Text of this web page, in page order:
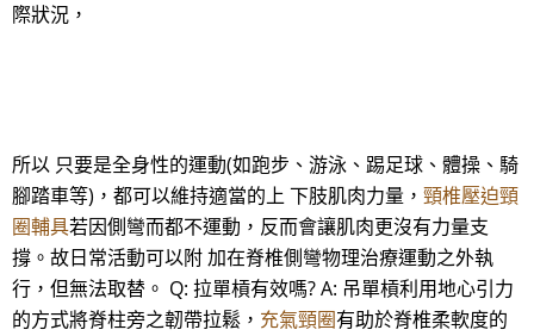
際狀況，
所以 只要是全身性的運動(如跑步、游泳、踢足球、體操、騎
腳踏車等)，都可以維持適當的上 下肢肌肉力量， 頸椎壓迫頸
圈輔具若因側彎而都不運動，反而會讓肌肉更沒有力量支
撐。故日常活動可以附 加在脊椎側彎物理治療運動之外執
行，但無法取替。 Q: 拉單槓有效嗎? A: 吊單槓利用地心引力
的方式將脊柱旁之韌帶拉鬆， 充氣頸圈有助於脊椎柔軟度的